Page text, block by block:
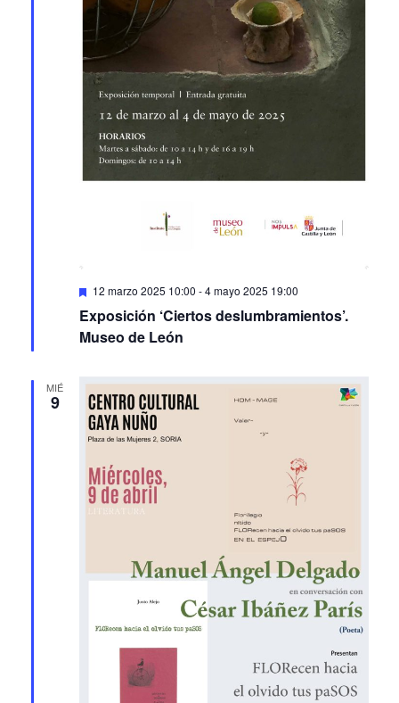
Featured
12 marzo 2025 10:00 -4 mayo 2025 19:00
Exposición ‘Ciertos deslumbramientos’.
Museo de León
MIÉ
9